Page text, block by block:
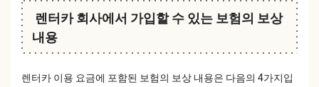
렌터카 회사에서 가입할 수 있는 보험의 보상
내용
렌터카 이용 요금에 포함된 보험의 보상 내용은 다음의 4가지입